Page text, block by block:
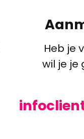
Heb je
wil je je